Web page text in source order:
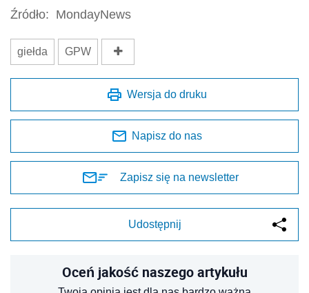
Źródło: MondayNews
giełda GPW
Wersja do druku
Napisz do nas
Zapisz się na newsletter
Udostępnij
Oceń jakość naszego artykułu